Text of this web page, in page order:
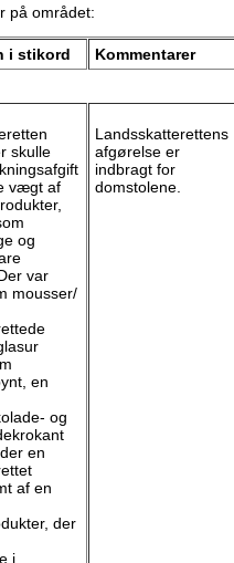
på området:
i stikord
Kommentarer
skulle
vægt af
og
var
mousser/
en
og
en
af en
der
i
Landsskatterettens
afgørelse er
indbragt for
domstolene.